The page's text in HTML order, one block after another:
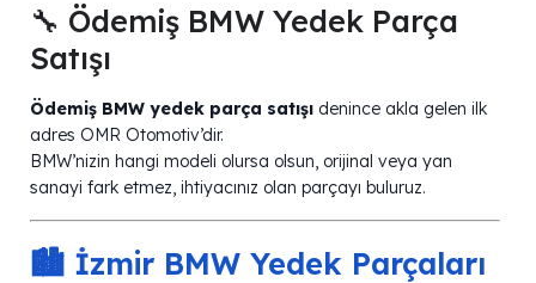
🔧 Ödemiş BMW Yedek Parça
Satışı
Ödemiş BMW yedek parça satışı denince akla gelen ilk
adres OMR Otomotiv’dir.
BMW’nizin hangi modeli olursa olsun, orijinal veya yan
sanayi fark etmez, ihtiyacınız olan parçayı buluruz.
🏙️ İzmir BMW Yedek Parçaları